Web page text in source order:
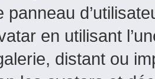
panneau
en utilisant
distant ou